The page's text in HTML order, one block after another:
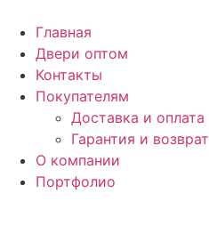
содержимому
Главная
Двери оптом
Контакты
Покупателям
Доставка и оплата
Гарантия и возврат
О компании
Портфолио